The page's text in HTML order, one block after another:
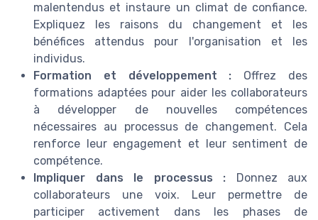
malentendus et instaure un climat de confiance.
Expliquez les raisons du changement et les
bénéfices attendus pour l'organisation et les
individus.
Formation et développement : Offrez des
formations adaptées pour aider les collaborateurs
à développer de nouvelles compétences
nécessaires au processus de changement. Cela
renforce leur engagement et leur sentiment de
compétence.
Impliquer dans le processus : Donnez aux
collaborateurs une voix. Leur permettre de
participer activement dans les phases de